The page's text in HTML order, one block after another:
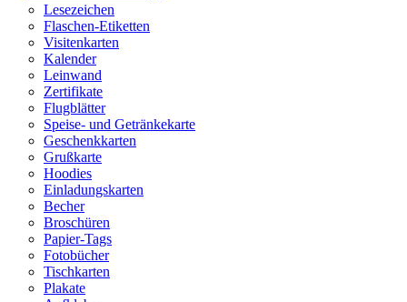
Lesezeichen
Flaschen-Etiketten
Visitenkarten
Kalender
Leinwand
Zertifikate
Flugblätter
Speise- und Getränkekarte
Geschenkkarten
Grußkarte
Hoodies
Einladungskarten
Becher
Broschüren
Papier-Tags
Fotobücher
Tischkarten
Plakate